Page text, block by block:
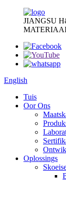
JIANGSU
English
Tuis
Oor Ons
Oplossings